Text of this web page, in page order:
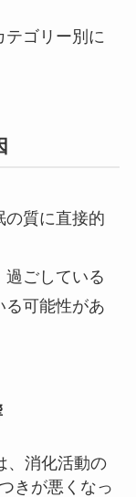
テゴリー別に
の質に直接的
ごしている
る可能性があ
、消化活動の
きが悪くなっ